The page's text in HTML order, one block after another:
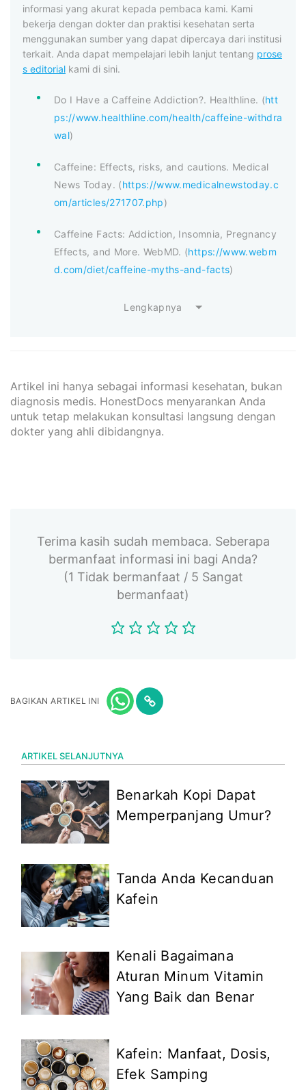
informasi yang akurat kepada pembaca kami. Kami
bekerja dengan dokter dan praktisi kesehatan serta
menggunakan sumber yang dapat dipercaya dari institusi
terkait. Anda dapat mempelajari lebih lanjut tentang prose
s editorial kami di sini.
Do I Have a Caffeine Addiction?. Healthline. (htt
ps://www.healthline.com/health/caffeine-withdra
wal)
Caffeine: Effects, risks, and cautions. Medical
News Today. (https://www.medicalnewstoday.c
om/articles/271707.php)
Caffeine Facts: Addiction, Insomnia, Pregnancy
Effects, and More. WebMD. (https://www.webm
d.com/diet/caffeine-myths-and-facts)
Lengkapnya
Artikel ini hanya sebagai informasi kesehatan, bukan
diagnosis medis. HonestDocs menyarankan Anda
untuk tetap melakukan konsultasi langsung dengan
dokter yang ahli dibidangnya.
Terima kasih sudah membaca. Seberapa
bermanfaat informasi ini bagi Anda?
(1 Tidak bermanfaat / 5 Sangat
bermanfaat)
BAGIKAN ARTIKEL INI
ARTIKEL SELANJUTNYA
Benarkah Kopi Dapat
Memperpanjang Umur?
Tanda Anda Kecanduan
Kafein
Kenali Bagaimana
Aturan Minum Vitamin
Yang Baik dan Benar
Kafein: Manfaat, Dosis,
Efek Samping